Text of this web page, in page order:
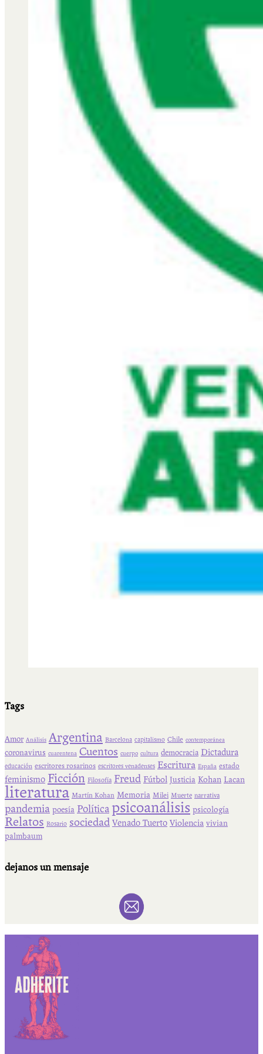
Tags
Amor Análisis Argentina Barcelona capitalismo Chile contemporánea
coronavirus cuarentena Cuentos cuerpo cultura democracia Dictadura
educación escritores rosarinos escritores venadenses Escritura España estado
feminismo Ficción Filosofía Freud Fútbol Justicia Kohan Lacan
literatura Martín Kohan Memoria Milei Muerte narrativa
pandemia poesía Política psicoanálisis psicología
Relatos Rosario sociedad Venado Tuerto Violencia vivian
palmbaum
dejanos un mensaje